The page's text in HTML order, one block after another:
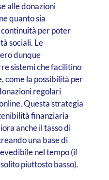
alle donazioni
quanto sia
per poter
sociali. Le
dunque
sistemi che facilitino
come la possibilità per
regolari
Questa strategia
finanziaria
anche il tasso di
una base di
nel tempo (il
piuttosto basso).